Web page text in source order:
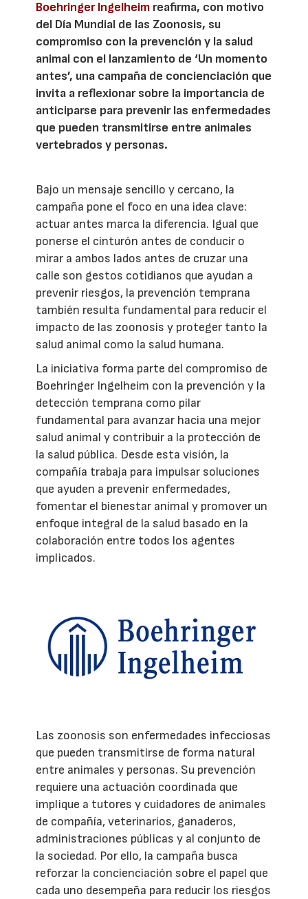
Boehringer Ingelheim reafirma, con motivo
del Día Mundial de las Zoonosis, su
compromiso con la prevención y la salud
animal con el lanzamiento de ‘Un momento
antes’, una campaña de concienciación que
invita a reflexionar sobre la importancia de
anticiparse para prevenir las enfermedades
que pueden transmitirse entre animales
vertebrados y personas.
Bajo un mensaje sencillo y cercano, la
campaña pone el foco en una idea clave:
actuar antes marca la diferencia. Igual que
ponerse el cinturón antes de conducir o
mirar a ambos lados antes de cruzar una
calle son gestos cotidianos que ayudan a
prevenir riesgos, la prevención temprana
también resulta fundamental para reducir el
impacto de las zoonosis y proteger tanto la
salud animal como la salud humana.
La iniciativa forma parte del compromiso de
Boehringer Ingelheim con la prevención y la
detección temprana como pilar
fundamental para avanzar hacia una mejor
salud animal y contribuir a la protección de
la salud pública. Desde esta visión, la
compañía trabaja para impulsar soluciones
que ayuden a prevenir enfermedades,
fomentar el bienestar animal y promover un
enfoque integral de la salud basado en la
colaboración entre todos los agentes
implicados.
Las zoonosis son enfermedades infecciosas
que pueden transmitirse de forma natural
entre animales y personas. Su prevención
requiere una actuación coordinada que
implique a tutores y cuidadores de animales
de compañía, veterinarios, ganaderos,
administraciones públicas y al conjunto de
la sociedad. Por ello, la campaña busca
reforzar la concienciación sobre el papel que
cada uno desempeña para reducir los riesgos